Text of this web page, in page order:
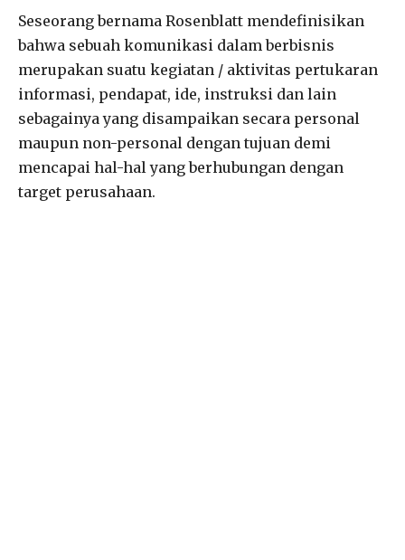
Seseorang bernama Rosenblatt mendefinisikan
bahwa sebuah komunikasi dalam berbisnis
merupakan suatu kegiatan / aktivitas pertukaran
informasi, pendapat, ide, instruksi dan lain
sebagainya yang disampaikan secara personal
maupun non-personal dengan tujuan demi
mencapai hal-hal yang berhubungan dengan
target perusahaan.